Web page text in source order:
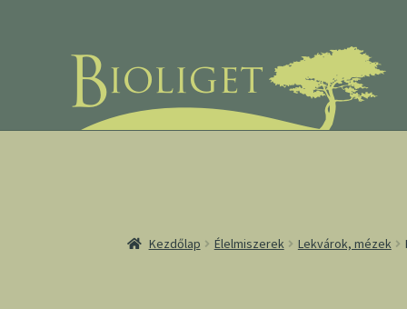
Kezdőlap Élelmiszerek Lekvárok, mézek